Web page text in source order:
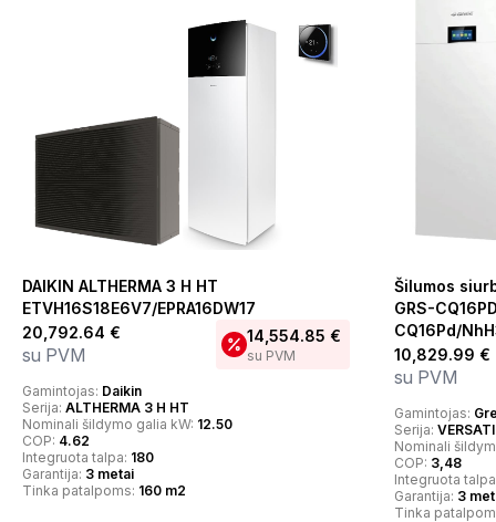
DAIKIN ALTHERMA 3 H HT
ETVH16S18E6V7/EPRA16DW17
20,792.64 €
su PVM
14,554.85 €
su PVM
Gamintojas: Daikin
Serija: ALTHERMA 3 H HT
Nominali šildymo galia kW: 12.50
COP: 4.62
Integruota talpa: 180
Garantija: 3 metai
Tinka patalpoms: 160 m2
Šilumos
GRS-
CQ16Pd/
10,829.99 €
su PVM
Gamintojas:
Serija:
Nominali
COP: 3,48
Integruota
Garantija: 3
Tinka